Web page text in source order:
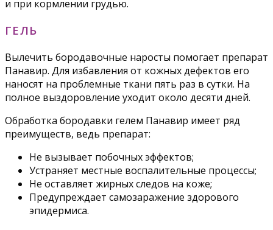
и при кормлении грудью.
ГЕЛЬ
Вылечить бородавочные наросты помогает препарат
Панавир. Для избавления от кожных дефектов его
наносят на проблемные ткани пять раз в сутки. На
полное выздоровление уходит около десяти дней.
Обработка бородавки гелем Панавир имеет ряд
преимуществ, ведь препарат:
Не вызывает побочных эффектов;
Устраняет местные воспалительные процессы;
Не оставляет жирных следов на коже;
Предупреждает самозаражение здорового
эпидермиса.